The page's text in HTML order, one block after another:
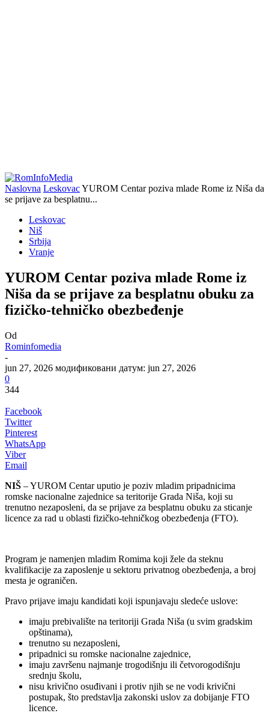
Naslovna LeskovacYUROM Centar poziva mlade Rome iz Niša da
se prijave za besplatnu...
Leskovac
Niš
Srbija
Vranje
YUROM Centar poziva mlade Rome iz
Niša da se prijave za besplatnu obuku za
fizičko-tehničko obezbeđenje
Od
Rominfomedia
-
jun 27, 2026 модификовани датум: jun 27, 2026
0
344
Facebook
Twitter
Pinterest
WhatsApp
Viber
Email
NIŠ – YUROM Centar uputio je poziv mladim pripadnicima
romske nacionalne zajednice sa teritorije Grada Niša, koji su
trenutno nezaposleni, da se prijave za besplatnu obuku za sticanje
licence za rad u oblasti fizičko-tehničkog obezbeđenja (FTO).
Program je namenjen mladim Romima koji žele da steknu
kvalifikacije za zaposlenje u sektoru privatnog obezbeđenja, a broj
mesta je ograničen.
Pravo prijave imaju kandidati koji ispunjavaju sledeće uslove:
imaju prebivalište na teritoriji Grada Niša (u svim gradskim
opštinama),
trenutno su nezaposleni,
pripadnici su romske nacionalne zajednice,
imaju završenu najmanje trogodišnju ili četvorogodišnju
srednju školu,
nisu krivično osuđivani i protiv njih se ne vodi krivični
postupak, što predstavlja zakonski uslov za dobijanje FTO
licence.